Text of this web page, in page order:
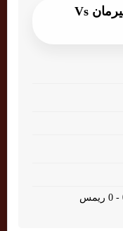
بطاقة مباراة باريس سان جيرمان Vs